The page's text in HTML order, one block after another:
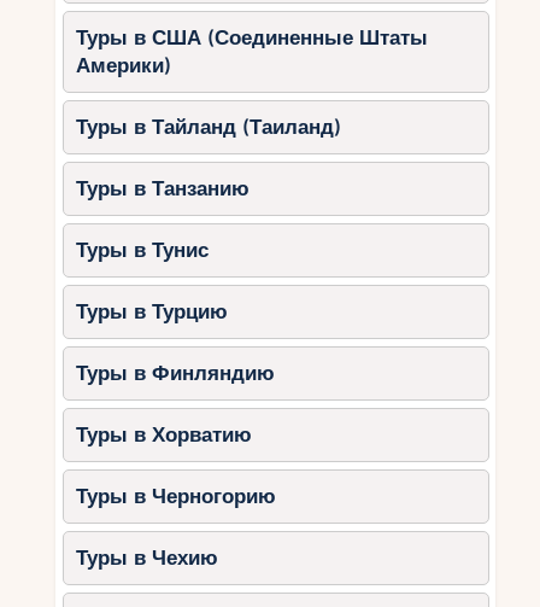
Туры в США (Соединенные Штаты
Америки)
Туры в Тайланд (Таиланд)
Туры в Танзанию
Туры в Тунис
Туры в Турцию
Туры в Финляндию
Туры в Хорватию
Туры в Черногорию
Туры в Чехию